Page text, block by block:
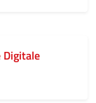
Digitale